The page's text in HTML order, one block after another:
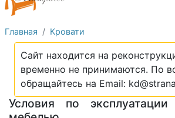
Open submenu (Аксессуары)
Open submenu (Диваны)
Диваны
Open submenu (Постельное
Постельное белье
Open submenu (Мебель)
Мебель
Open submenu (Основания)
Основания
Главная Кровати
Сайт находится на
временно не принимаются. По
обращайтесь на Email:
Условия по